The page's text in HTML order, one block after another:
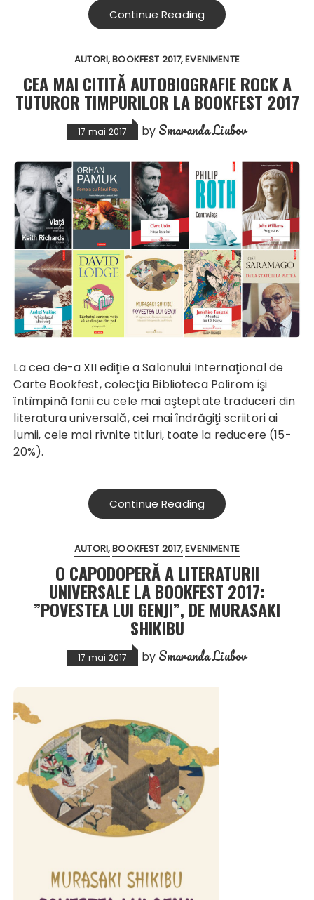
Continue Reading
AUTORI BOOKFEST 2017 EVENIMENTE
CEA MAI CITITĂ AUTOBIOGRAFIE ROCK A
TUTUROR TIMPURILOR LA BOOKFEST 2017
17 mai 2017 by Smaranda Liubov
La cea de-a XII ediţie a Salonului Internaţional de
Carte Bookfest, colecţia Biblioteca Polirom îşi
întîmpină fanii cu cele mai aşteptate traduceri din
literatura universală, cei mai îndrăgiţi scriitori ai
lumii, cele mai rîvnite titluri, toate la reducere (15-
20%).
Continue Reading
AUTORI BOOKFEST 2017 EVENIMENTE
O CAPODOPERĂ A LITERATURII
UNIVERSALE LA BOOKFEST 2017:
”POVESTEA LUI GENJI”, DE MURASAKI
SHIKIBU
17 mai 2017 by Smaranda Liubov